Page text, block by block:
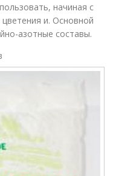
начиная с
и. Основной
азотные составы.